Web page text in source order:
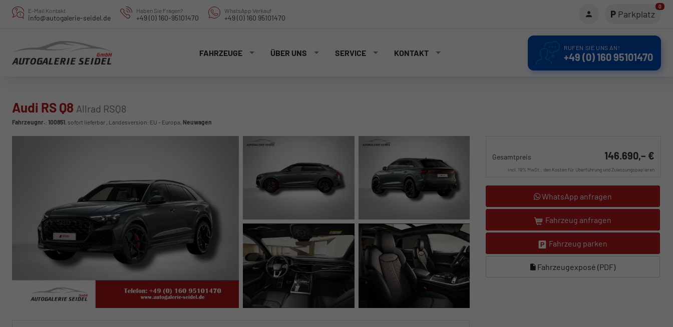
E-Mail Kontakt
info@autogalerie-seidel.de
Haben Sie Fragen?
+49 (0) 160-95101470
WhatsApp Verkauf
+49 (0) 160 95101470 Parkplatz
0
FAHRZEUGE ÜBER UNS SERVICE KONTAKT
RUFEN SIE UNS AN!
+49 (0) 160 95101470
Audi RS Q8 Allrad RSQ8
Fahrzeugnr.: 100851, sofort lieferbar , Landesversion: EU - Europa, Neuwagen
Gesamtpreis 146.690,– €
incl. 19% MwSt., den Kosten für Überführung und Zulassungspapieren
WhatsApp anfragen
Fahrzeug anfragen
Fahrzeug parken
Fahrzeugexposé (PDF)